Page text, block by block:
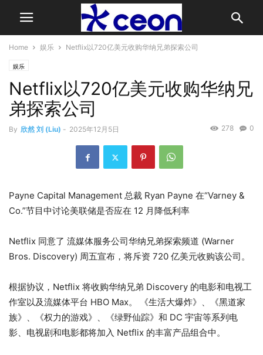
Home 娱乐 Netflix以720亿美元收购华纳兄弟探索公司
娱乐
Netflix以720亿美元收购华纳兄
弟探索公司
By 欣然 刘 (Liu) - 2025年12月5日 0
278
Payne Capital Management 总裁 Ryan Payne 在“Varney &
Co.”节目中讨论美联储是否应在 12 月降低利率
Netflix 同意了 流媒体服务公司华纳兄弟探索频道 (Warner
Bros. Discovery) 周五宣布，将斥资 720 亿美元收购该公司。
根据协议，Netflix 将收购华纳兄弟 Discovery 的电影和电视工
作室以及流媒体平台 HBO Max。 《生活大爆炸》、《黑道家
族》、《权力的游戏》、《绿野仙踪》和 DC 宇宙等系列电
影、电视剧和电影都将加入 Netflix 的丰富产品组合中。